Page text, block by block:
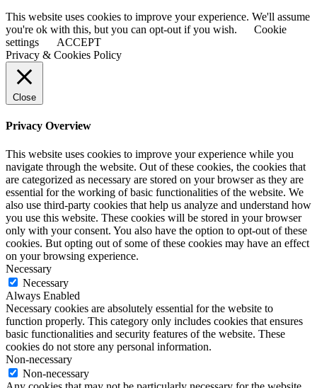
This website uses cookies to improve your experience. We'll assume
you're ok with this, but you can opt-out if you wish.
Cookie
settings
ACCEPT
Privacy & Cookies Policy
Close
Privacy Overview
This website uses cookies to improve your experience while you
navigate through the website. Out of these cookies, the cookies that
are categorized as necessary are stored on your browser as they are
essential for the working of basic functionalities of the website. We
also use third-party cookies that help us analyze and understand how
you use this website. These cookies will be stored in your browser
only with your consent. You also have the option to opt-out of these
cookies. But opting out of some of these cookies may have an effect
on your browsing experience.
Necessary
Necessary
Always Enabled
Necessary cookies are absolutely essential for the website to
function properly. This category only includes cookies that ensures
basic functionalities and security features of the website. These
cookies do not store any personal information.
Non-necessary
Non-necessary